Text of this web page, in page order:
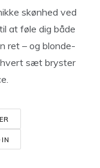
skønhed ved
at føle dig både
ret – og blonde-
sæt bryster